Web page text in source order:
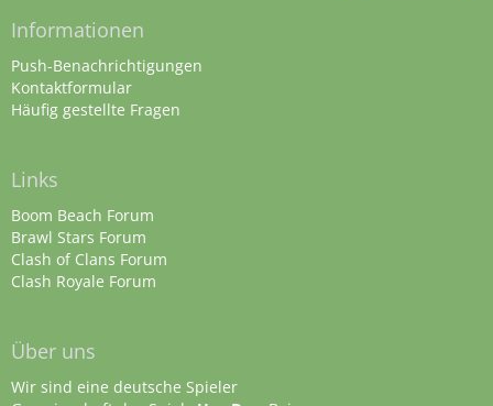
Informationen
Push-Benachrichtigungen
Kontaktformular
Häufig gestellte Fragen
Links
Boom Beach Forum
Brawl Stars Forum
Clash of Clans Forum
Clash Royale Forum
Über uns
Wir sind eine deutsche Spieler